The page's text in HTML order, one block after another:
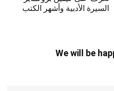
السيرة الأدبية وأشهر الكتب
We will be